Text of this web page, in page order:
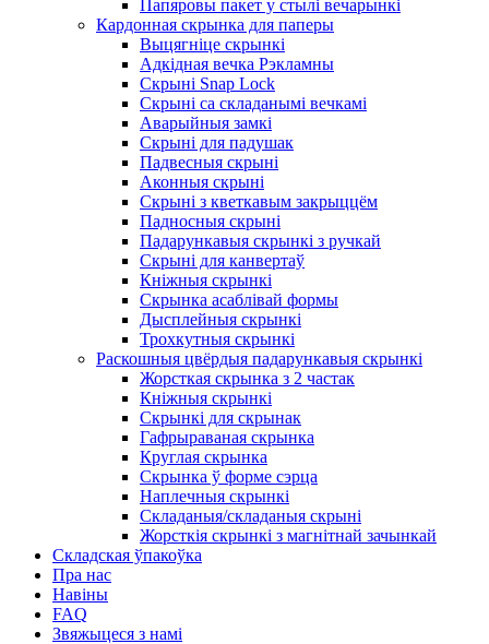
Папяровы пакет у стылі вечарынкі
Кардонная скрынка для паперы
Выцягніце скрынкі
Адкідная вечка Рэкламны
Скрыні Snap Lock
Скрыні са складанымі вечкамі
Аварыйныя замкі
Скрыні для падушак
Падвесныя скрыні
Аконныя скрыні
Скрыні з кветкавым закрыццём
Падносныя скрыні
Падарункавыя скрынкі з ручкай
Скрыні для канвертаў
Кніжныя скрынкі
Скрынка асаблівай формы
Дысплейныя скрынкі
Трохкутныя скрынкі
Раскошныя цвёрдыя падарункавыя скрынкі
Жорсткая скрынка з 2 частак
Кніжныя скрынкі
Скрынкі для скрынак
Гафрыраваная скрынка
Круглая скрынка
Скрынка ў форме сэрца
Наплечныя скрынкі
Складаныя/складаныя скрыні
Жорсткія скрынкі з магнітнай зачынкай
Складская ўпакоўка
Пра нас
Навіны
FAQ
Звяжыцеся з намі